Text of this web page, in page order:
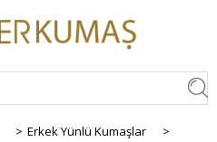
> Erkek Yünlü Kumaşlar
>